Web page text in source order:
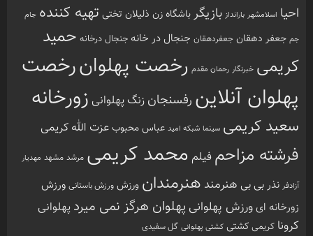
احیا اسلامشهر بارانداز بازیگرباشگاه زن ذلیلان تختی تهیه کننده جام
جم جعفر دهقان جعفردهقان جنجال در خانه جنجال درخانه حمید
کریمی خبرنگار رحمان مقدم رخصت پهلوانرخصت
پهلوان آنلاین رفسنجان زنگ پهلوانی زورخانه
سعید کریمی سینما شبکه امید عباس محبوبعزت الله کریمی
فرشته مزاحمفیلم محمد کریمی مرشد مشهد مهدیار
آزادفر نذر بی بی هنرمند هنرمندان ورزش ورزش باستانی ورزش
زورخانه ای ورزش پهلوانی پهلوان هرگز نمی میرد پهلوانی
کرونا کریمی کشتی کشتی پهلوانی گل سفیدی